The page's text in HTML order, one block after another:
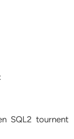
SQL2 tournent